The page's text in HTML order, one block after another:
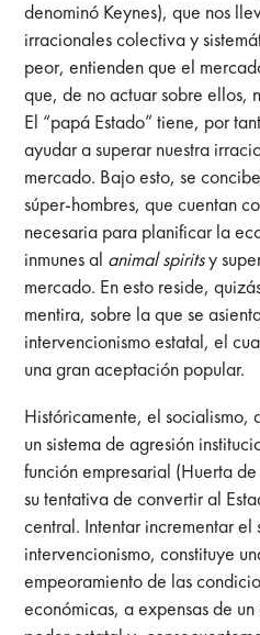
denominó Keynes), que nos
irracionales colectiva y
peor, entienden que el
que, de no actuar sobre ellos,
El “papá Estado” tiene, por
ayudar a superar nuestra
mercado. Bajo esto, se
súper-hombres, que cuentan
necesaria para planificar la
inmunes al animal spiritsy
mercado. En esto reside,
mentira, sobre la que se
intervencionismo estatal, el
una gran aceptación popular.
Históricamente, el socialismo,
un sistema de agresión
función empresarial (Huerta
su tentativa de convertir al
central. Intentar incrementar
intervencionismo, constituye
empeoramiento de las
económicas, a expensas de